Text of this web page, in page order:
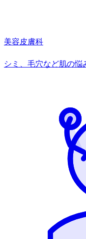
美容皮膚科
シミ、毛穴など肌の悩